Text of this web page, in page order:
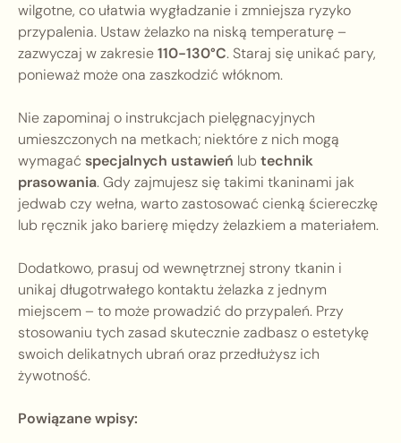
wilgotne, co ułatwia wygładzanie i zmniejsza ryzyko
przypalenia. Ustaw żelazko na niską temperaturę –
zazwyczaj w zakresie110-130°C. Staraj się unikać pary,
ponieważ może ona zaszkodzić włóknom.
Nie zapominaj o instrukcjach pielęgnacyjnych
umieszczonych na metkach; niektóre z nich mogą
wymagać specjalnych ustawień lub technik
prasowania. Gdy zajmujesz się takimi tkaninami jak
jedwab czy wełna, warto zastosować cienką ściereczkę
lub ręcznik jako barierę między żelazkiem a materiałem.
Dodatkowo, prasuj od wewnętrznej strony tkanin i
unikaj długotrwałego kontaktu żelazka z jednym
miejscem – to może prowadzić do przypaleń. Przy
stosowaniu tych zasad skutecznie zadbasz o estetykę
swoich delikatnych ubrań oraz przedłużysz ich
żywotność.
Powiązane wpisy: